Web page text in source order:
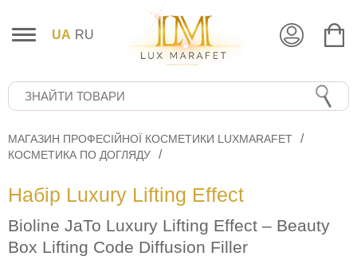
UA RU
МАГАЗИН ПРОФЕСІЙНОЇ КОСМЕТИКИ LUXMARAFET
КОСМЕТИКА ПО ДОГЛЯДУ
Набір Luxury Lifting Effect
Bioline JaTo Luxury Lifting Effect – Beauty
Box Lifting Code Diffusion Filler